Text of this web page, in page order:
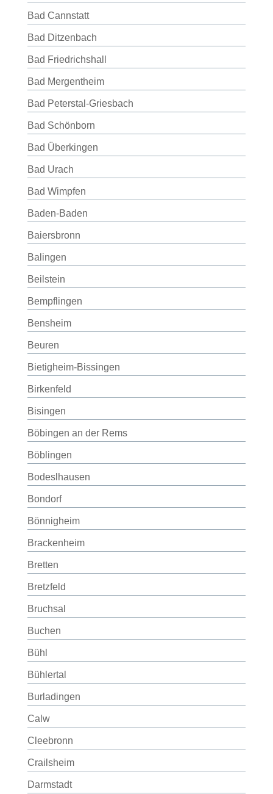
Bad Cannstatt
Bad Ditzenbach
Bad Friedrichshall
Bad Mergentheim
Bad Peterstal-Griesbach
Bad Schönborn
Bad Überkingen
Bad Urach
Bad Wimpfen
Baden-Baden
Baiersbronn
Balingen
Beilstein
Bempflingen
Bensheim
Beuren
Bietigheim-Bissingen
Birkenfeld
Bisingen
Böbingen an der Rems
Böblingen
Bodeslhausen
Bondorf
Bönnigheim
Brackenheim
Bretten
Bretzfeld
Bruchsal
Buchen
Bühl
Bühlertal
Burladingen
Calw
Cleebronn
Crailsheim
Darmstadt